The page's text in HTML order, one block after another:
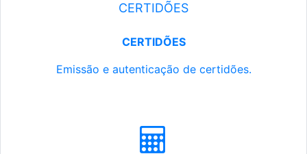
CERTIDÕES
CERTIDÕES
Emissão e autenticação de certidões.